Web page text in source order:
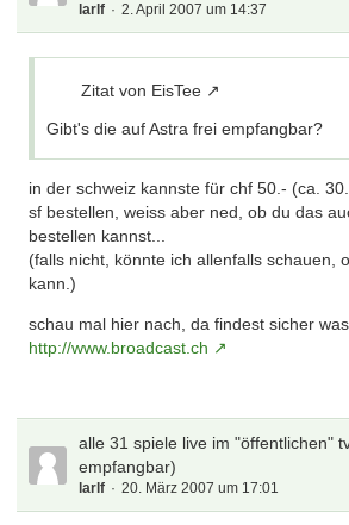
larlf 2. April 2007 um 14:37
Zitat von EisTee
Gibt's die auf Astra frei empfangbar?
in der schweiz kannste für chf 50.- (ca.
sf bestellen, weiss aber ned, ob du das
bestellen kannst...
(falls nicht, könnte ich allenfalls schauen,
kann.)
schau mal hier nach, da findest sicher
http://www.broadcast.ch
alle 31 spiele live im "öffentlichen"
empfangbar)
larlf 20. März 2007 um 17:01